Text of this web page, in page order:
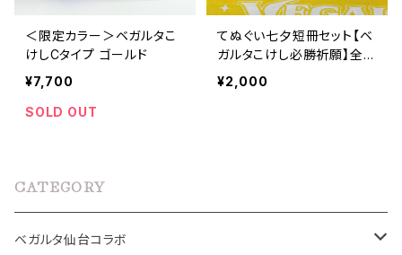
＜限定カラー＞ベガルタこ
けしCタイプ ゴールド
¥7,700
SOLD OUT
てぬぐい七夕短冊セット【ベ
ガルタこけし必勝祈願】全2
色
¥2,000
CATEGORY
ベガルタ仙台コラボ